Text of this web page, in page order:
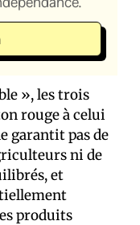
», les trois
rouge à celui
garantit pas de
ni de
et
produits